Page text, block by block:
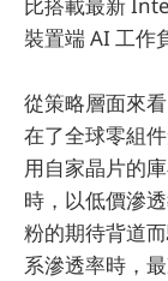
裝置端 AI 工作
從策略層面來
在了全球零組
用自家晶片的
時，以低價滲
粉的期待背道
系滲透率時，